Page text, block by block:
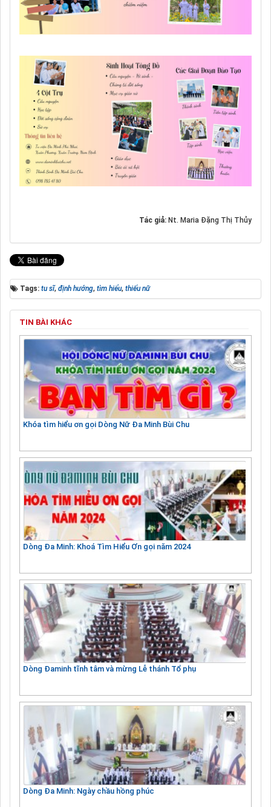
Tác giả: Nt. Maria Đặng Thị Thủy
Tags: tu sĩ, định hướng, tìm hiểu, thiếu nữ
TIN BÀI KHÁC
Khóa tìm hiểu ơn gọi Dòng Nữ Đa Minh Bùi Chu
Dòng Đa Minh: Khoá Tìm Hiểu Ơn gọi năm 2024
Dòng Đaminh tĩnh tâm và mừng Lễ thánh Tổ phụ
Dòng Đa Minh: Ngày chầu hồng phúc